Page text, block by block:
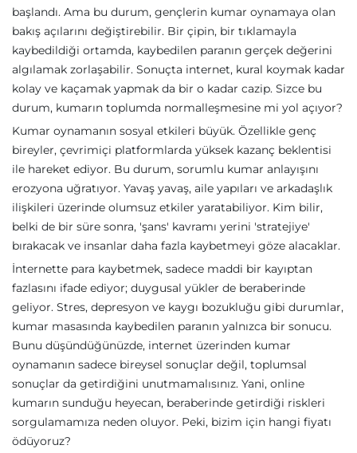
başlandı. Ama bu durum, gençlerin kumar oynamaya olan
bakış açılarını değiştirebilir. Bir çipin, bir tıklamayla
kaybedildiği ortamda, kaybedilen paranın gerçek değerini
algılamak zorlaşabilir. Sonuçta internet, kural koymak kadar
kolay ve kaçamak yapmak da bir o kadar cazip. Sizce bu
durum, kumarın toplumda normalleşmesine mi yol açıyor?
Kumar oynamanın sosyal etkileri büyük. Özellikle genç
bireyler, çevrimiçi platformlarda yüksek kazanç beklentisi
ile hareket ediyor. Bu durum, sorumlu kumar anlayışını
erozyona uğratıyor. Yavaş yavaş, aile yapıları ve arkadaşlık
ilişkileri üzerinde olumsuz etkiler yaratabiliyor. Kim bilir,
belki de bir süre sonra, 'şans' kavramı yerini 'stratejiye'
bırakacak ve insanlar daha fazla kaybetmeyi göze alacaklar.
İnternette para kaybetmek, sadece maddi bir kayıptan
fazlasını ifade ediyor; duygusal yükler de beraberinde
geliyor. Stres, depresyon ve kaygı bozukluğu gibi durumlar,
kumar masasında kaybedilen paranın yalnızca bir sonucu.
Bunu düşündüğünüzde, internet üzerinden kumar
oynamanın sadece bireysel sonuçlar değil, toplumsal
sonuçlar da getirdiğini unutmamalısınız. Yani, online
kumarın sunduğu heyecan, beraberinde getirdiği riskleri
sorgulamamıza neden oluyor. Peki, bizim için hangi fiyatı
ödüyoruz?